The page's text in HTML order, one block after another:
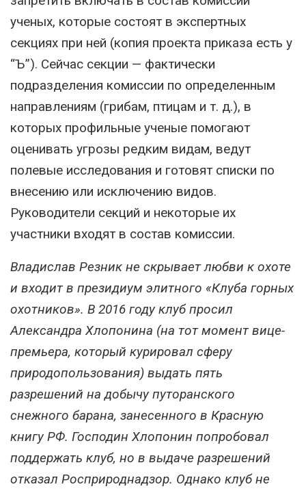
ученых, которые состоят в экспертных
секциях при ней (копия проекта приказа есть у
“Ъ”). Сейчас секции — фактически
подразделения комиссии по определенным
направлениям (грибам, птицам и т. д.), в
которых профильные ученые помогают
оценивать угрозы редким видам, ведут
полевые исследования и готовят списки по
внесению или исключению видов.
Руководители секций и некоторые их
участники входят в состав комиссии.
Владислав Резник не скрывает любви к охоте
и входит в президиум элитного «Клуба горных
охотников». В 2016 году клуб просил
Александра Хлопонина (на тот момент вице-
премьера, который курировал сферу
природопользования) выдать пять
разрешений на добычу путоранского
снежного барана, занесенного в Красную
книгу РФ. Господин Хлопонин попробовал
поддержать клуб, но в выдаче разрешений
отказал Росприроднадзор. Однако клуб не